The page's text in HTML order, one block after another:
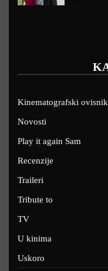
Kinematografski ovisnik
Novosti
Play it again Sam
Recenzije
Traileri
Tribute to
TV
U kinima
Uskoro